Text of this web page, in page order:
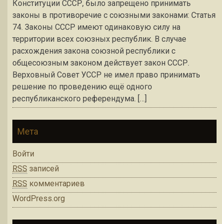
Конституции СССР, было запрещено принимать
законы в противоречие с союзными законами: Статья
74. Законы СССР имеют одинаковую силу на
территории всех союзных республик. В случае
расхождения закона союзной республики с
общесоюзным законом действует закон СССР.
Верховный Совет УССР не имел право принимать
решение по проведению ещё одного
республиканского референдума. […]
Мета
Войти
RSS записей
RSS комментариев
WordPress.org